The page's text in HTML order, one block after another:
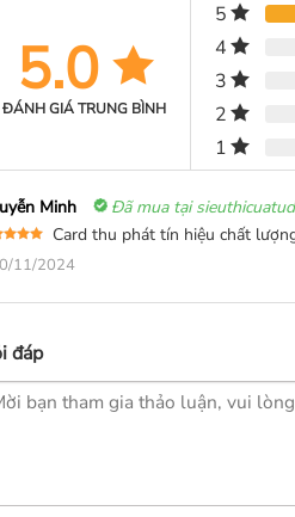
5.0
ĐÁNH GIÁ TRUNG BÌNH
5
4
3
2
1
Minh Đã mua tại
55
Card thu phát tín hiệu chất
11/2024
đáp